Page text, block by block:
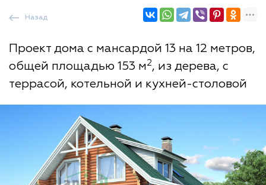
Проект дома с мансардой 13 на 12 метров,
общей площадью 153 м2, из дерева, с
террасой, котельной и кухней-столовой
Назад